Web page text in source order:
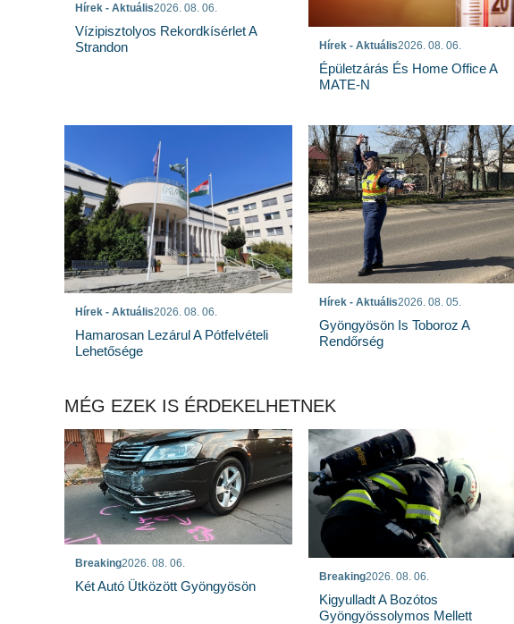
Hírek - Aktuális2026. 08. 06.
Vízipisztolyos Rekordkísérlet A
Strandon
Hírek - Aktuális2026. 08. 06.
Épületzárás És Home Office A
MATE-N
Hírek - Aktuális2026. 08. 06.
Hamarosan Lezárul A Pótfelvételi
Lehetősége
Hírek - Aktuális2026. 08. 05.
Gyöngyösön Is Toboroz A
Rendőrség
MÉG EZEK IS ÉRDEKELHETNEK
Breaking2026. 08. 06.
Két Autó Ütközött Gyöngyösön
Breaking2026. 08. 06.
Kigyulladt A Bozótos
Gyöngyössolymos Mellett